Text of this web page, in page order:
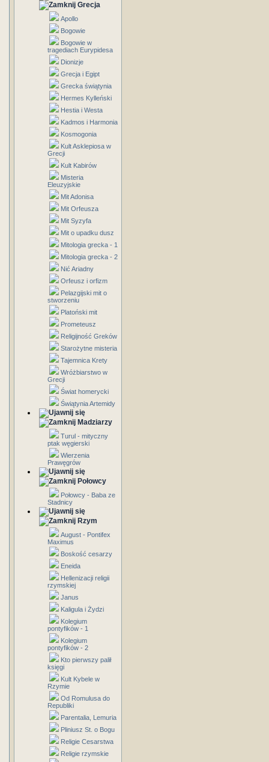
Grecja
Apollo
Bogowie
Bogowie w
tragediach Eurypidesa
Dionizje
Grecja i Egipt
Grecka świątynia
Hermes Kylleński
Hestia i Westa
Kadmos i Harmonia
Kosmogonia
Kult Asklepiosa w
Grecji
Kult Kabirów
Misteria
Eleuzyjskie
Mit Adonisa
Mit Orfeusza
Mit Syzyfa
Mit o upadku dusz
Mitologia grecka - 1
Mitologia grecka - 2
Nić Ariadny
Orfeusz i orfizm
Pelazgijski mit o
stworzeniu
Platoński mit
Prometeusz
Religijność Greków
Starożytne misteria
Tajemnica Krety
Wróżbiarstwo w
Grecji
Świat homerycki
Świątynia Artemidy
Madziarzy
Turul - mityczny
ptak węgierski
Wierzenia
Prawęgrów
Połowcy
Połowcy - Baba ze
Stadnicy
Rzym
August - Pontifex
Maximus
Boskość cesarzy
Eneida
Hellenizacji religii
rzymskiej
Janus
Kaligula i Żydzi
Kolegium
pontyfików - 1
Kolegium
pontyfików - 2
Kto pierwszy palił
księgi
Kult Kybele w
Rzymie
Od Romulusa do
Republiki
Parentalia, Lemuria
Pliniusz St. o Bogu
Religie Cesarstwa
Religie rzymskie